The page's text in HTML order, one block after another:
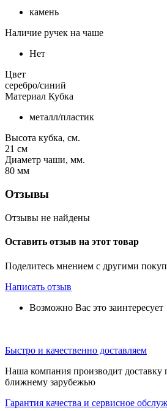
камень
Наличие ручек на чаше
Нет
Цвет
серебро/синий
Материал Кубка
металл/пластик
Высота кубка, см.
21 см
Диаметр чаши, мм.
80 мм
Отзывы
Отзывы не найдены
Оставить отзыв на этот товар
Поделитесь мнением с другими
Написать отзыв
Возможно Вас это заинтересует
Быстро и качественно доставляем
Наша компания производит доставку
ближнему зарубежью
Гарантия качества и сервисное